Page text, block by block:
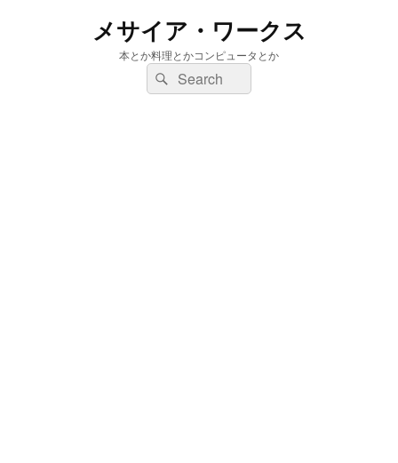
メサイア・ワークス
本とか料理とかコンピュータとか
検
索:
検
索